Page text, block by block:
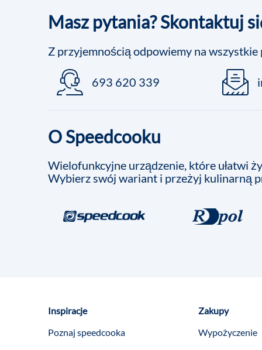
Masz pytania? Skontaktuj
Z przyjemnością odpowiemy na wszystkie
693 620 339
O Speedcooku
Wielofunkcyjne urządzenie, które ułatwi
Wybierz swój wariant i przeżyj kulinarną
Inspiracje
Poznaj speedcooka
Zakupy
Wypożyczenie